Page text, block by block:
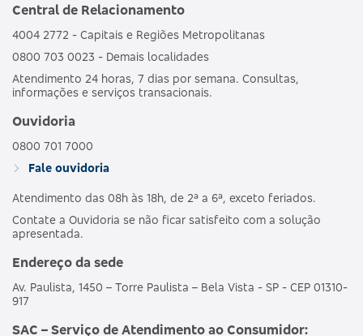
Central de Relacionamento
4004 2772 - Capitais e Regiões Metropolitanas
0800 703 0023 - Demais localidades
Atendimento 24 horas, 7 dias por semana. Consultas,
informações e serviços transacionais.
Ouvidoria
0800 701 7000
Fale ouvidoria
Atendimento das 08h às 18h, de 2ª a 6ª, exceto feriados.
Contate a Ouvidoria se não ficar satisfeito com a solução
apresentada.
Endereço da sede
Av. Paulista, 1450 – Torre Paulista – Bela Vista - SP - CEP 01310-
917
SAC – Serviço de Atendimento ao Consumidor: